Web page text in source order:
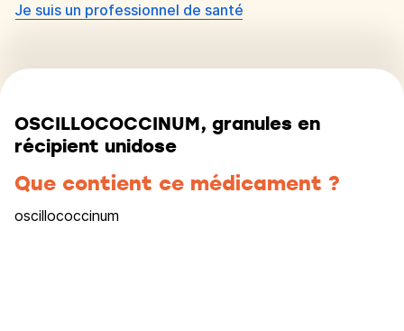
Je suis un professionnel de santé
OSCILLOCOCCINUM, granules en
récipient unidose
Que contient ce médicament ?
oscillococcinum